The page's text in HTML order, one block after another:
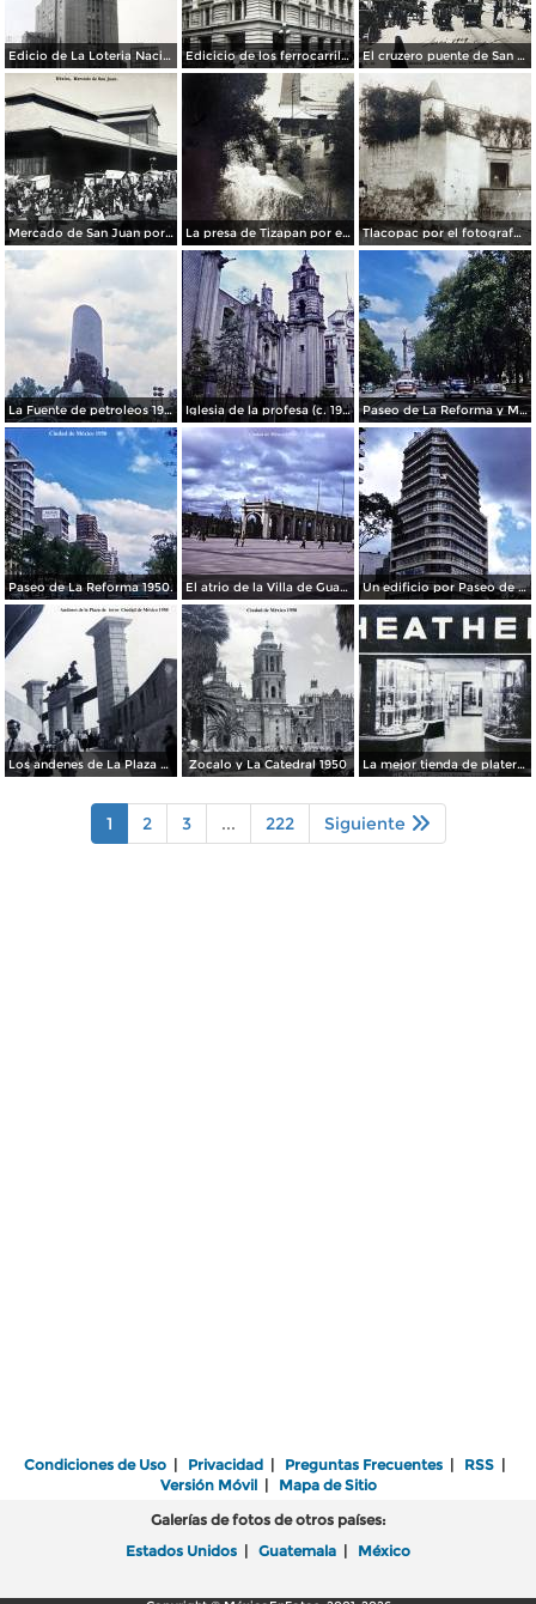
Edicio de La Loteria Nacional Ciudad de México Abril de 1964 Edicicio de los ferrocarriles. El cruzero puente de San Francisco y Guardiola por el fotografo Felix Miret.
Mercado de San Juan por el fotografo Felix Miret La presa de Tizapan por el fotografo Fernando Kososky. ( Circulada el 22 de Diembre de 1910 ). Tlacopac por el fotografo Hugo Brehme.
La Fuente de petroleos 1950. Iglesia de la profesa (c. 1950) Paseo de La Reforma y Mto a La Independencia 1950
Paseo de La Reforma 1950. El atrio de la Villa de Guadalupe 1950. Un edificio por Paseo de La Reforma 1950
Los andenes de La Plaza de toros Ciudad de México 1950 Zocalo y La Catedral 1950 La mejor tienda de plateria.
1 2 3 ... 222 Siguiente
Condiciones de Uso | Privacidad | Preguntas Frecuentes | RSS |
Versión Móvil| Mapa de Sitio
Galerías de fotos de otros países:
Estados Unidos | Guatemala | México